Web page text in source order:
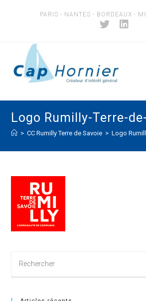
PARIS - NANTES - BORDEAUX -
Logo Rumilly-Terre-
> CC Rumilly Terre de Savoie > Logo
sur